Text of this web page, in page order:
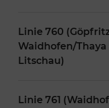
Linie 760
Waidhofen/
Litschau)
Linie 761